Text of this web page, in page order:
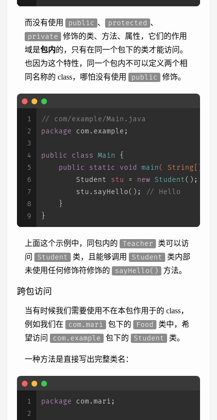
而没有使用 public 、 protected 、
private
修饰的类、方法、属性，它们的作用
域是包内的，只有在同一个包下的类才能访问。
也因为这个特性，同一个包内不可以定义两个相
同名称的 class，哪怕没有使用
public 修饰。
1
2
3
4
5
6
7
8
9
// com/example/Main.java
package com.example;
public class Main
{
public
static void main ( String[]
Student
stu = new Student ();
        stu.sayHello();
// Hello
    }
}
上面这个示例中，同包内的 Teacher
类可以访
问
Student 类，且能够调用 Student
类内部
未使用任何修饰符修饰的
sayHello() 方法。
跨包访问
当有时候我们需要使用不在本包作用于的 class，
例如我们在
com.mari 包下的 Food
类中，希
望访问
com.example 包下的 Student 类。
一种方法是直接写出完整类名：
1
2
package com.mari;